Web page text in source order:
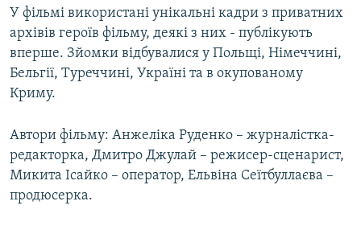
У фільмі використані унікальні кадри з приватних
архівів героїв фільму, деякі з них - публікують
вперше. Зйомки відбувалися у Польщі, Німеччині,
Бельгії, Туреччині, Україні та в окупованому
Криму.
Автори фільму: Анжеліка Руденко – журналістка-
редакторка, Дмитро Джулай – режисер-сценарист,
Микита Ісайко – оператор, Ельвіна Сеїтбуллаєва –
продюсерка.